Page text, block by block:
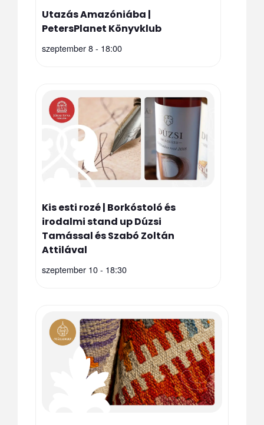
Utazás Amazóniába |
PetersPlanet Könyvklub
szeptember 8 - 18:00
Kis esti rozé | Borkóstoló és
irodalmi stand up Dúzsi
Tamással és Szabó Zoltán
Attilával
szeptember 10 - 18:30